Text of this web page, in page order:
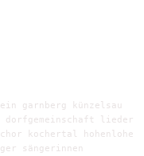
garnberg künzelsau
lieder
kochertal hohenlohe
sängerinnen